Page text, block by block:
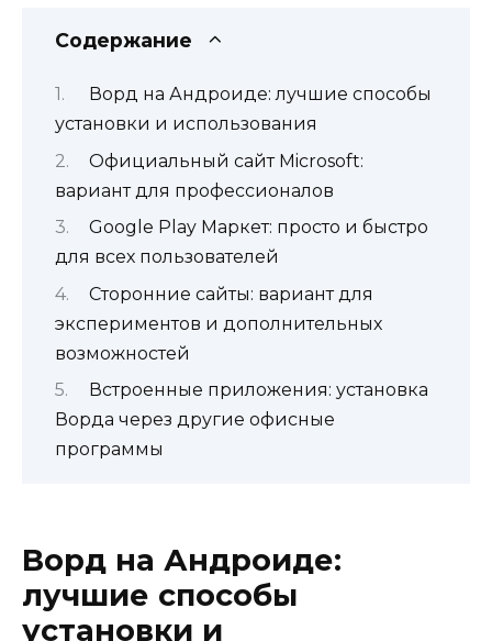
Содержание
Ворд на Андроиде: лучшие способы
установки и использования
Официальный сайт Microsoft:
вариант для профессионалов
Google Play Маркет: просто и быстро
для всех пользователей
Сторонние сайты: вариант для
экспериментов и дополнительных
возможностей
Встроенные приложения: установка
Ворда через другие офисные
программы
Ворд на Андроиде:
лучшие способы
установки и